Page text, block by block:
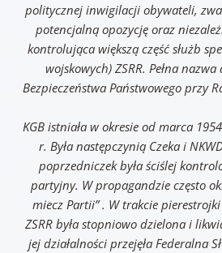
politycznej inwigilacji obywateli,
potencjalną opozycję oraz
kontrolująca większą część służb
wojskowych) ZSRR. Pełna
Bezpieczeństwa Państwowego przy
KGB istniała w okresie od marca
r. Była następczynią Czeka i
poprzedniczek była ściślej
partyjny. W propagandzie często
miecz Partii” . W trakcie
ZSRR była stopniowo dzielona i
jej działalności przejęła Federalna